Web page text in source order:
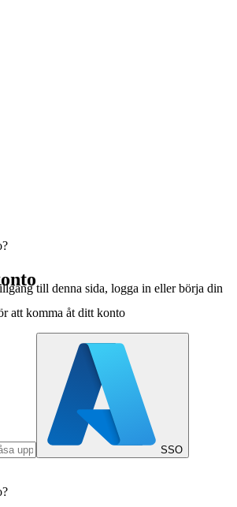
till denna sida, logga in eller börja din
att komma åt ditt konto
SSO